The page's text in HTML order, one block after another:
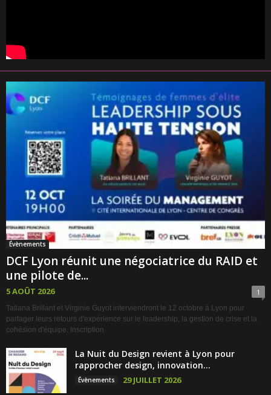
Évènements
DCF Lyon réunit une négociatrice du RAID et
une pilote de...
5 AOÛT 2026 1
Tatiana Brillant et Virginie Guyot interviendront le 12 octobre à Lyon pour
partager leurs retours d'expérience sur le leadership, la gestion de crise et la
cohésion d'équipe. Inscription
La Nuit du Design revient à Lyon pour
rapprocher design, innovation...
Évènements 29 JUILLET 2026